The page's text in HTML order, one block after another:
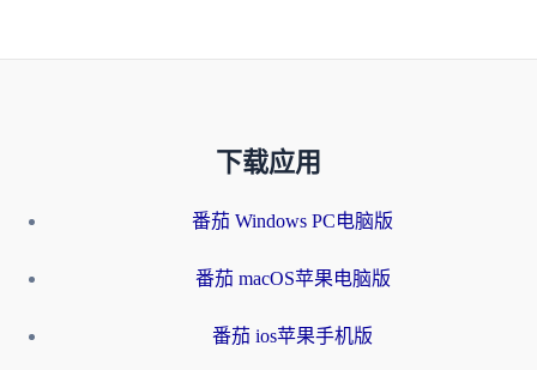
下载应用
番茄 Windows PC电脑版
番茄 macOS苹果电脑版
番茄 ios苹果手机版